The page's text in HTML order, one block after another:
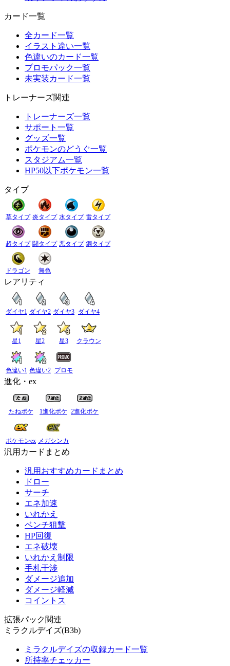
カード一覧
全カード一覧
イラスト違い一覧
色違いのカード一覧
プロモパック一覧
未実装カード一覧
トレーナーズ関連
トレーナーズ一覧
サポート一覧
グッズ一覧
ポケモンのどうぐ一覧
スタジアム一覧
HP50以下ポケモン一覧
タイプ
草タイプ 炎タイプ 水タイプ 雷タイプ
超タイプ 闘タイプ 悪タイプ 鋼タイプ
ドラゴン 無色
レアリティ
ダイヤ1 ダイヤ2 ダイヤ3 ダイヤ4
星1 星2 星3 クラウン
色違い1 色違い2 プロモ
進化・ex
たねポケ 1進化ポケ 2進化ポケ
ポケモンex メガシンカ
汎用カードまとめ
汎用おすすめカードまとめ
ドロー
サーチ
エネ加速
いれかえ
ベンチ狙撃
HP回復
エネ破壊
いれかえ制限
手札干渉
ダメージ追加
ダメージ軽減
コイントス
拡張パック関連
ミラクルデイズ(B3b)
ミラクルデイズの収録カード一覧
所持率チェッカー